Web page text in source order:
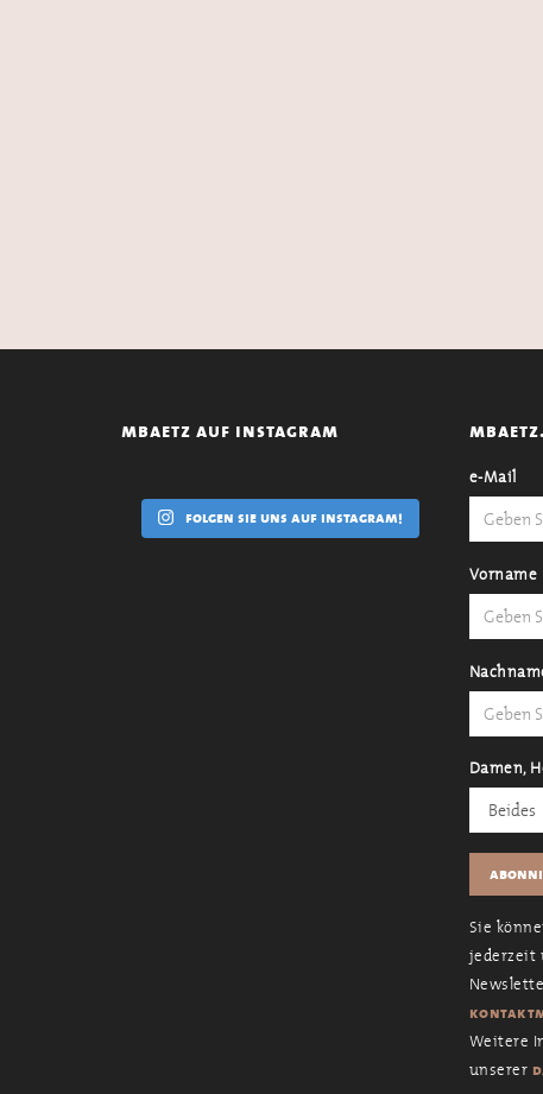
mbaetz auf instagram
folgen sie uns auf instagram!
e-Mail
Vorname
Damen,
Sie
jederzeit
Weitere
unserer